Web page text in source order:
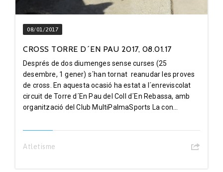
08/01/2017
CROSS TORRE D´EN PAU 2017, 08.01.17
Després de dos diumenges sense curses (25
desembre, 1 gener) s´han tornat reanudar les proves
de cross. En aquesta ocasió ha estat a l´enreviscolat
circuit de Torre d´En Pau del Coll d´En Rebassa, amb
organització del Club MultiPalmaSports La con...
Atletisme